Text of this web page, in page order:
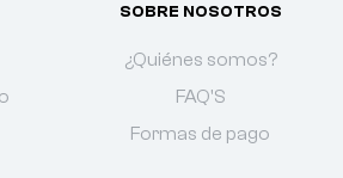
SOBRE NOSOTROS
¿Quiénes somos?
FAQ'S
Formas de pago